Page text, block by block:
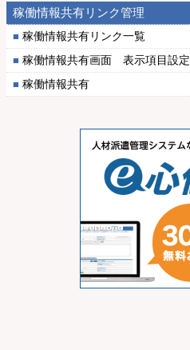
稼働情報共有リンク管理
稼働情報共有リンク一覧
稼働情報共有画面 表示項目設定
稼働情報共有